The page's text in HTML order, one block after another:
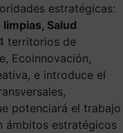
estratégicas:
Salud
territorios de
Ecoinnovación,
e introduce el
potenciará el trabajo
ámbitos estratégicos